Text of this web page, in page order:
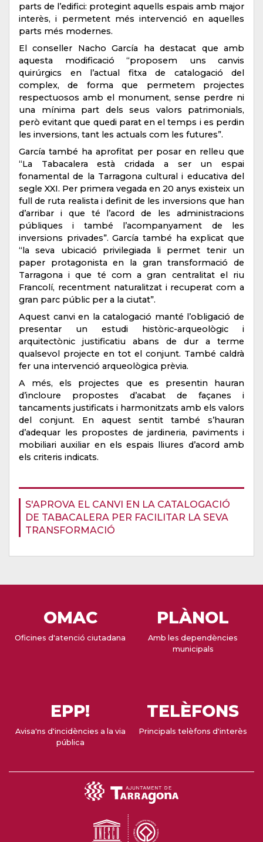
S'APROVA EL CANVI EN LA CATALOGACIÓ
DE TABACALERA PER FACILITAR LA SEVA
TRANSFORMACIÓ
parts de l’edifici: protegint aquells espais amb major
interès, i permetent més intervenció en aquelles
parts més modernes.
El conseller Nacho García ha destacat que amb
aquesta modificació “proposem uns canvis
quirúrgics en l’actual fitxa de catalogació del
complex, de forma que permetem projectes
respectuosos amb el monument, sense perdre ni
una mínima part dels seus valors patrimonials,
però evitant que quedi parat en el temps i es perdin
les inversions, tant les actuals com les futures”.
García també ha aprofitat per posar en relleu que
“La Tabacalera està cridada a ser un espai
fonamental de la Tarragona cultural i educativa del
segle XXI. Per primera vegada en 20 anys existeix un
full de ruta realista i definit de les inversions que han
d’arribar i que té l’acord de les administracions
públiques i també l’acompanyament de les
inversions privades”. García també ha explicat que
“la seva ubicació privilegiada li permet tenir un
paper protagonista en la gran transformació de
Tarragona i que té com a gran centralitat el riu
Francolí, recentment naturalitzat i recuperat com a
gran parc públic per a la ciutat”.
Aquest canvi en la catalogació manté l’obligació de
presentar un estudi històric-arqueològic i
arquitectònic justificatiu abans de dur a terme
qualsevol projecte en tot el conjunt. També caldrà
fer una intervenció arqueològica prèvia.
A més, els projectes que es presentin hauran
d’incloure propostes d’acabat de façanes i
tancaments justificats i harmonitzats amb els valors
del conjunt. En aquest sentit també s’hauran
d’adequar les propostes de jardineria, paviments i
mobiliari auxiliar en els espais lliures d’acord amb
els criteris indicats.
OMAC
Oficines d'atenció ciutadana
PLÀNOL
Amb les dependències
municipals
EPP!
Avisa'ns d'incidències a la via
pública
TELÈFONS
Principals telèfons d'interès